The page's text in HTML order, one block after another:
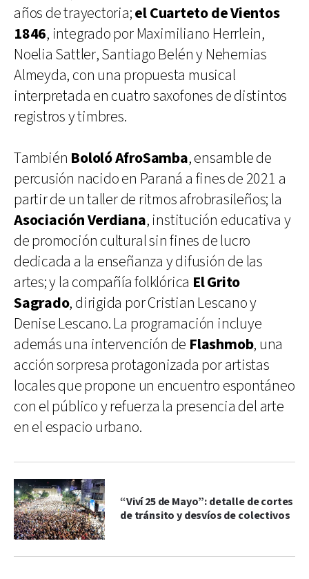
años de trayectoria;el Cuarteto de Vientos
1846, integrado por Maximiliano Herrlein,
Noelia Sattler, Santiago Belén y Nehemias
Almeyda, con una propuesta musical
interpretada en cuatro saxofones de distintos
registros y timbres.
También Bololó AfroSamba, ensamble de
percusión nacido en Paraná a fines de 2021 a
partir de un taller de ritmos afrobrasileños; la
Asociación Verdiana, institución educativa y
de promoción cultural sin fines de lucro
dedicada a la enseñanza y difusión de las
artes; y la compañía folklórica El Grito
Sagrado, dirigida por Cristian Lescano y
Denise Lescano. La programación incluye
además una intervención de Flashmob, una
acción sorpresa protagonizada por artistas
locales que propone un encuentro espontáneo
con el público y refuerza la presencia del arte
en el espacio urbano.
“Viví 25 de Mayo”: detalle de cortes
de tránsito y desvíos de colectivos